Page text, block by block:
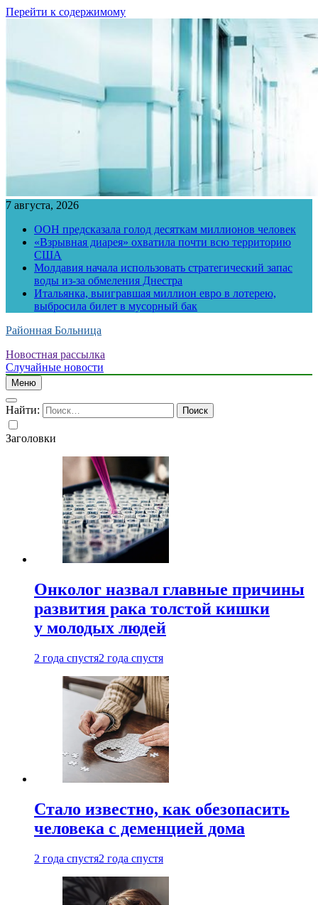
Перейти к содержимому
7 августа, 2026
ООН предсказала голод десяткам миллионов человек
«Взрывная диарея» охватила почти всю территорию
США
Молдавия начала использовать стратегический запас
воды из-за обмеления Днестра
Итальянка, выигравшая миллион евро в лотерею,
выбросила билет в мусорный бак
Районная Больница
Новостная рассылка
Случайные новости
Меню
Найти:
Заголовки
Онколог назвал главные причины
развития рака толстой кишки
у молодых людей
2 года спустя2 года спустя
Стало известно, как обезопасить
человека с деменцией дома
2 года спустя2 года спустя